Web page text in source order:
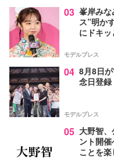
03 峯岸み
ス”明か
にドキッ
モデルプレス
04 8月8日
念日登
モデルプレス
05 大野智
ント開
ことを楽